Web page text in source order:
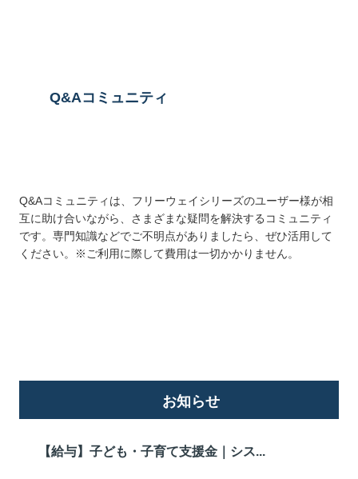
Q&Aコミュニティ
Q&Aコミュニティは、フリーウェイシリーズのユーザー様が相
互に助け合いながら、さまざまな疑問を解決するコミュニティ
です。専門知識などでご不明点がありましたら、ぜひ活用して
ください。※ご利用に際して費用は一切かかりません。
お知らせ
【給与】子ども・子育て支援金｜シス...